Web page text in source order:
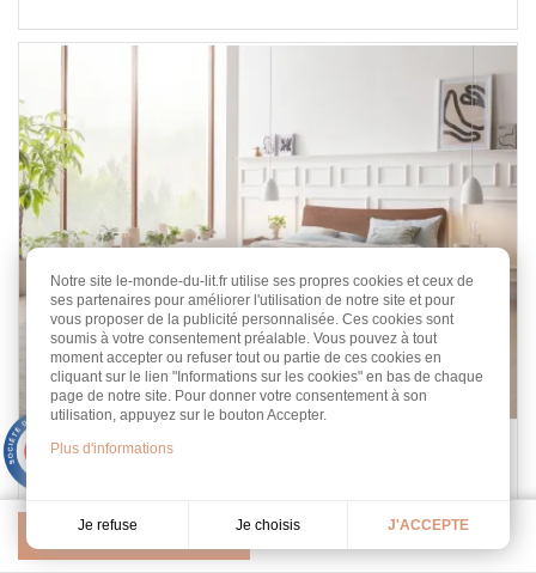
Pertinence
Tailles : 140 au 180 cm
Hasena
Notre site le-monde-du-lit.fr utilise ses propres cookies et ceux de
ses partenaires pour améliorer l'utilisation de notre site et pour
vous proposer de la publicité personnalisée. Ces cookies sont
soumis à votre consentement préalable. Vous pouvez à tout
moment accepter ou refuser tout ou partie de ces cookies en
cliquant sur le lien "Informations sur les cookies" en bas de chaque
page de notre site. Pour donner votre consentement à son
utilisation, appuyez sur le bouton Accepter.
Plus d'informations
Je refuse Je choisis J'ACCEPTE
/10